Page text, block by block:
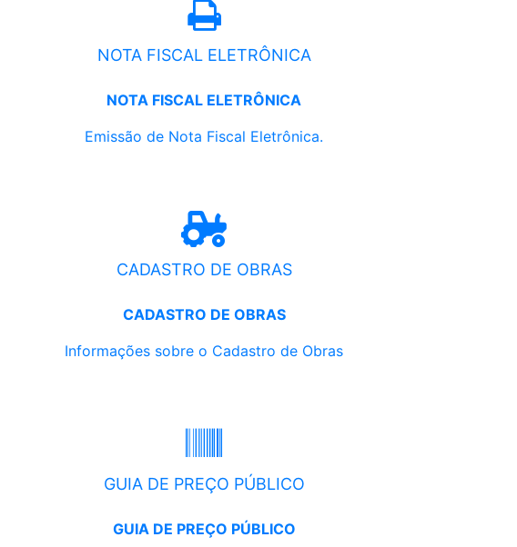
NOTA FISCAL ELETRÔNICA
NOTA FISCAL ELETRÔNICA
Emissão de Nota Fiscal Eletrônica.
CADASTRO DE OBRAS
CADASTRO DE OBRAS
Informações sobre o Cadastro de Obras
GUIA DE PREÇO PÚBLICO
GUIA DE PREÇO PÚBLICO